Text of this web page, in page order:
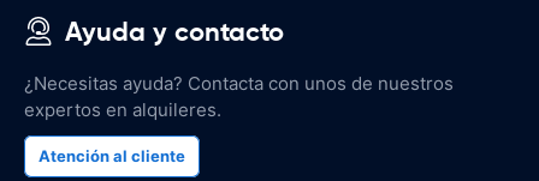
Ayuda y contacto
¿Necesitas ayuda? Contacta con unos de nuestros
expertos en alquileres.
Atención al cliente